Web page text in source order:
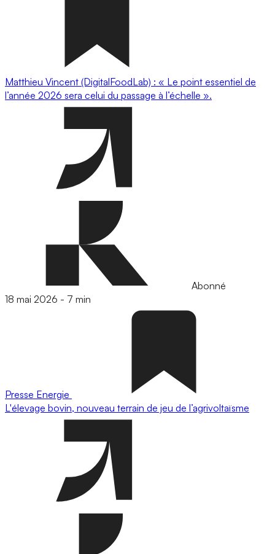
Matthieu Vincent (DigitalFoodLab) : « Le point essentiel de
l’année 2026 sera celui du passage à l’échelle ».
Abonné
18 mai 2026 - 7 min
Presse Energie
L'élevage bovin, nouveau terrain de jeu de l’agrivoltaïsme